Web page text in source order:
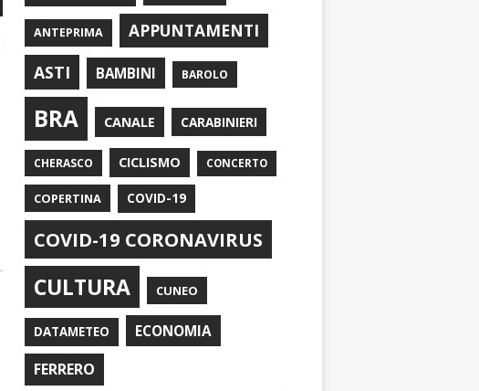
ANTEPRIMA
APPUNTAMENTI
ASTI
BAMBINI BAROLO
BRA CANALE CARABINIERI
CHERASCO CICLISMO CONCERTO
COPERTINA COVID-19
COVID-19 CORONAVIRUS
CULTURA CUNEO
DATAMETEO ECONOMIA
FERRERO